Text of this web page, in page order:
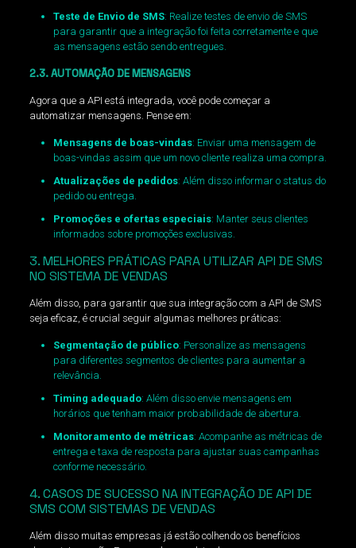
Teste de Envio de SMS: Realize testes de envio de SMS
para garantir que a integração foi feita corretamente e que
as mensagens estão sendo entregues.
2.3. AUTOMAÇÃO DE MENSAGENS
Agora que a API está integrada, você pode começar a
automatizar mensagens. Pense em:
Mensagens de boas-vindas: Enviar uma mensagem de
boas-vindas assim que um novo cliente realiza uma compra.
Atualizações de pedidos: Além disso informar o status do
pedido ou entrega.
Promoções e ofertas especiais: Manter seus clientes
informados sobre promoções exclusivas.
3. MELHORES PRÁTICAS PARA UTILIZAR API DE SMS
NO SISTEMA DE VENDAS
Além disso, para garantir que sua integração com a API de SMS
seja eficaz, é crucial seguir algumas melhores práticas:
Segmentação de público: Personalize as mensagens
para diferentes segmentos de clientes para aumentar a
relevância.
Timing adequado: Além disso envie mensagens em
horários que tenham maior probabilidade de abertura.
Monitoramento de métricas: Acompanhe as métricas de
entrega e taxa de resposta para ajustar suas campanhas
conforme necessário.
4. CASOS DE SUCESSO NA INTEGRAÇÃO DE API DE
SMS COM SISTEMAS DE VENDAS
Além disso muitas empresas já estão colhendo os benefícios